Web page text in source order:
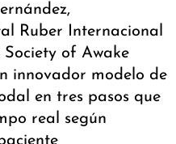
Ruber Internacional
of Awake
innovador modelo de
en tres pasos que
real según